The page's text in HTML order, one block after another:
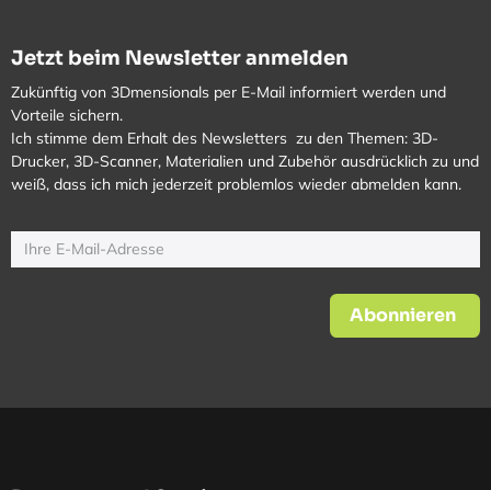
Jetzt beim Newsletter anmelden
Zukünftig von 3Dmensionals per E-Mail informiert werden und
Vorteile sichern.
Ich stimme dem Erhalt des Newsletters zu den Themen: 3D-
Drucker, 3D-Scanner, Materialien und Zubehör ausdrücklich zu und
weiß, dass ich mich jederzeit problemlos wieder abmelden kann.
Abonnieren